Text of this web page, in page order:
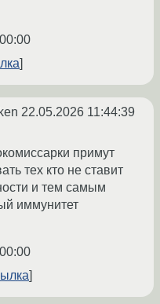
22.05.2026 11:44:39
примут
тех кто не ставит
и тем самым
иммунитет